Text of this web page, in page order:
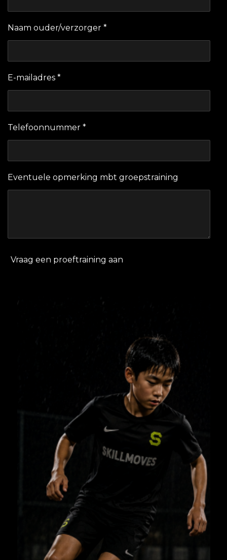
Naam ouder/verzorger *
E-mailadres *
Telefoonnummer *
Eventuele opmerking mbt groepstraining
Vraag een proeftraining aan